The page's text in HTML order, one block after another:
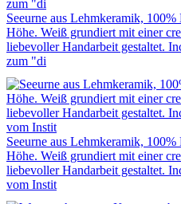
Seeurne aus Lehmkeramik,
Höhe. Weiß grundiert mit einer
liebevoller Handarbeit gestaltet.
zum "di
Seeurne aus Lehmkeramik,
Höhe. Weiß grundiert mit einer
liebevoller Handarbeit gestaltet.
vom Instit